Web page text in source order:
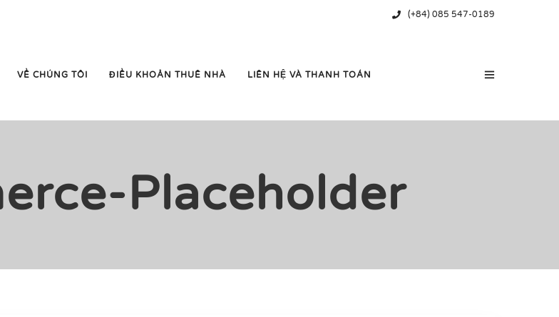
(+84) 085 547-0189
VỀ CHÚNG TÔI ĐIỀU KHOẢN THUÊ NHÀ LIÊN HỆ VÀ THANH TOÁN
Placeholder